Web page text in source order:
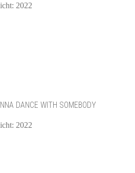
2022
DANCE WITH SOMEBODY
2022